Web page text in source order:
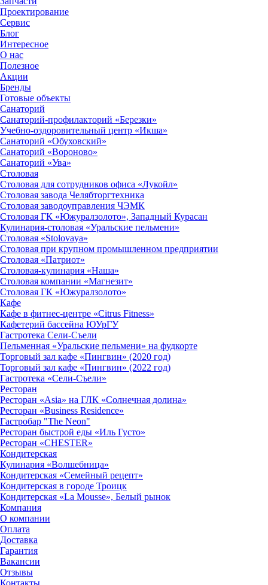
Проектирование
Сервис
Блог
Интересное
О нас
Полезное
Акции
Бренды
Готовые объекты
Санаторий
Санаторий-профилакторий «Березки»
Учебно-оздоровительный центр «Икша»
Санаторий «Обуховский»
Санаторий «Вороново»
Санаторий «Ува»
Столовая
Столовая для сотрудников офиса «Лукойл»
Столовая завода Челябторгтехника
Столовая заводоуправления ЧЭМК
Столовая ГК «Южуралзолото», Западный Курасан
Кулинария-столовая «Уральские пельмени»
Столовая «Stolovaya»
Столовая при крупном промышленном предприятии
Столовая «Патриот»
Столовая-кулинария «Наша»
Столовая компании «Магнезит»
Столовая ГК «Южуралзолото»
Кафе
Кафе в фитнес-центре «Citrus Fitness»
Кафетерий бассейна ЮУрГУ
Гастротека Сели-Съели
Пельменная «Уральские пельмени» на фудкорте
Торговый зал кафе «Пингвин» (2020 год)
Торговый зал кафе «Пингвин» (2022 год)
Гастротека «Сели-Съели»
Ресторан
Ресторан «Asia» на ГЛК «Солнечная долина»
Ресторан «Business Residence»
Гастробар "The Neon"
Ресторан быстрой еды «Иль Густо»
Ресторан «CHESTER»
Кондитерская
Кулинария «Волшебница»
Кондитерская «Семейный рецепт»
Кондитерская в городе Троицк
Кондитерская «La Mousse», Белый рынок
Компания
О компании
Оплата
Доставка
Гарантия
Вакансии
Отзывы
Контакты